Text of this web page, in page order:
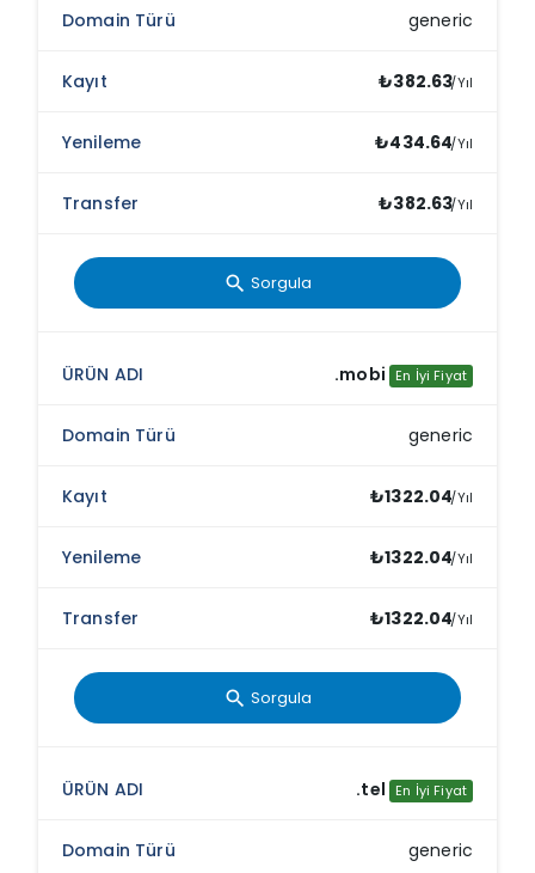
generic
₺382.63/Yıl
₺434.64/Yıl
₺382.63/Yıl
search Sorgula
.mobi En İyi Fiyat
generic
₺1322.04/Yıl
₺1322.04/Yıl
₺1322.04/Yıl
search Sorgula
.tel En İyi Fiyat
generic